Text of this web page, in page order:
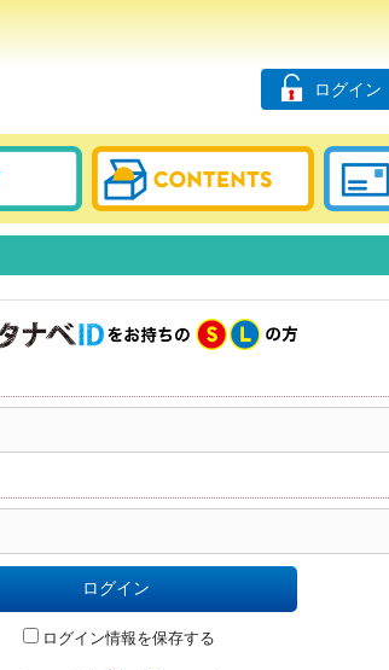
ログイン
ログイン情報を保存する